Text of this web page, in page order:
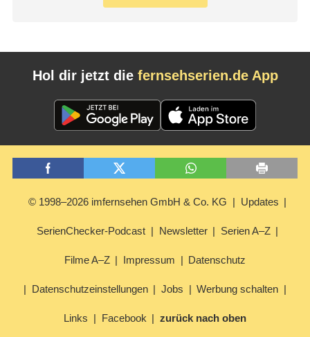
Hol dir jetzt die fernsehserien.de App
© 1998–2026 imfernsehen GmbH & Co. KG Updates
SerienChecker-Podcast Newsletter Serien A–Z
Filme A–Z Impressum Datenschutz
Datenschutzeinstellungen Jobs Werbung schalten
Links Facebook zurück nach oben